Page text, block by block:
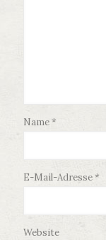
Name*
E-Mail-Adresse*
Website